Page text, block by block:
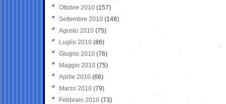
Ottobre 2010 (157)
Settembre 2010 (148)
Agosto 2010 (75)
Luglio 2010 (86)
Giugno 2010 (76)
Maggio 2010 (75)
Aprile 2010 (66)
Marzo 2010 (79)
Febbraio 2010 (73)